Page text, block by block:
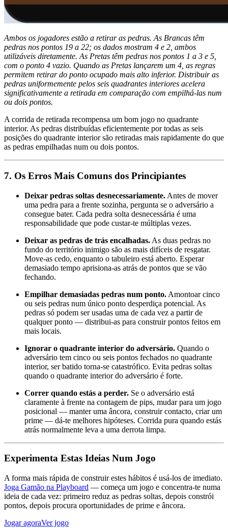
Ambos os jogadores estão a retirar as pedras. As Brancas têm
pedras nos pontos 19 a 22; os dados mostram 4 e 2, ambos
utilizáveis diretamente. As Pretas têm pedras nos pontos 1 a 3 e 5,
com o ponto 4 vazio. Quando as Pretas lançarem um 4, as regras
permitem retirar do ponto ocupado mais alto inferior. Distribuir as
pedras uniformemente pelos seis quadrantes interiores acelera
significativamente a retirada em comparação com empilhá-las num
ou dois pontos.
A corrida de retirada recompensa um bom jogo no quadrante
interior. As pedras distribuídas eficientemente por todas as seis
posições do quadrante interior são retiradas mais rapidamente do que
as pedras empilhadas num ou dois pontos.
7. Os Erros Mais Comuns dos Principiantes
Deixar pedras soltas desnecessariamente. Antes de mover
uma pedra para a frente sozinha, pergunta se o adversário a
consegue bater. Cada pedra solta desnecessária é uma
responsabilidade que pode custar-te múltiplas vezes.
Deixar as pedras de trás encalhadas. As duas pedras no
fundo do território inimigo são as mais difíceis de resgatar.
Move-as cedo, enquanto o tabuleiro está aberto. Esperar
demasiado tempo aprisiona-as atrás de pontos que se vão
fechando.
Empilhar demasiadas pedras num ponto. Amontoar cinco
ou seis pedras num único ponto desperdiça potencial. As
pedras só podem ser usadas uma de cada vez a partir de
qualquer ponto — distribui-as para construir pontos feitos em
mais locais.
Ignorar o quadrante interior do adversário. Quando o
adversário tem cinco ou seis pontos fechados no quadrante
interior, ser batido torna-se catastrófico. Evita pedras soltas
quando o quadrante interior do adversário é forte.
Correr quando estás a perder. Se o adversário está
claramente à frente na contagem de pips, mudar para um jogo
posicional — manter uma âncora, construir contacto, criar um
prime — dá-te melhores hipóteses. Corrida pura quando estás
atrás normalmente leva a uma derrota limpa.
Experimenta Estas Ideias Num Jogo
A forma mais rápida de construir estes hábitos é usá-los de imediato.
Joga Gamão na Playboard — começa um jogo e concentra-te numa
ideia de cada vez: primeiro reduz as pedras soltas, depois constrói
pontos, depois procura oportunidades de prime e âncora.
Jogar agoraVer jogo